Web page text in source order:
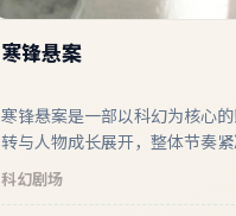
寒锋悬案
寒锋悬案是一部以科幻为核心
转与人物成长展开，整体节奏紧
科幻剧场